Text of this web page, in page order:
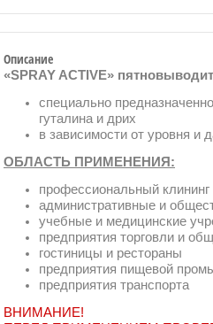
Описание
«SPRAY ACTIVE»
специально
гуталина и дрих
в зависимости от уровня и
ОБЛАСТЬ ПРИМЕНЕНИЯ:
профессиональный клининг
административные и
учебные и медицинские
предприятия торговли и
гостиницы и рестораны
предприятия пищевой
предприятия транспорта
ВНИМАНИЕ!